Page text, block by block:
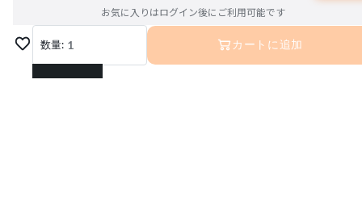
お気に入りはログイン後にご利用可能です
数量: 1
1
カートに追加